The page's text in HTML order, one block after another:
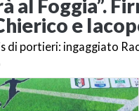
al Foggia”.
e
di portieri: ingaggiato